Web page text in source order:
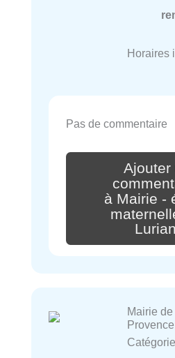
Horaires
Pas de commentaire
Ajouter
à Mairie -
Lurian
Mairie
Provence